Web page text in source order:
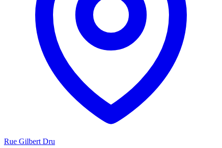
Rue Gilbert Dru